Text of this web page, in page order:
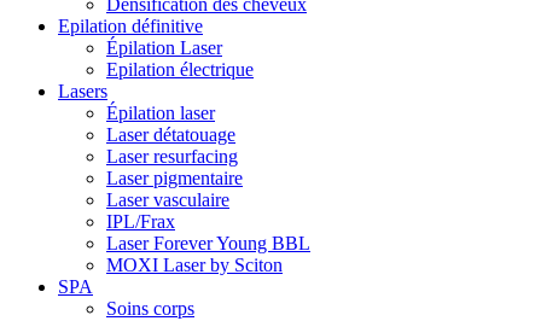
Epilation définitive
Épilation Laser
Epilation électrique
Lasers
Épilation laser
Laser détatouage
Laser resurfacing
Laser pigmentaire
Laser vasculaire
IPL/Frax
Laser Forever Young BBL
MOXI Laser by Sciton
SPA
Soins corps